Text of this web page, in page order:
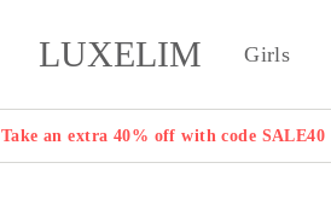
LUXELIM Girls
Take an extra 40% off with code SALE40